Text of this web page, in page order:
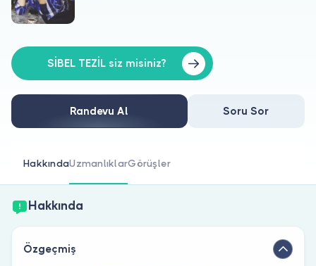
Hakkımızda
Doktorlar için
Doktor musunuz?
SİBEL TEZİL siz misiniz?
Randevu Al Soru Sor
HakkındaUzmanlıklarGörüşler
Hakkında
Özgeçmiş